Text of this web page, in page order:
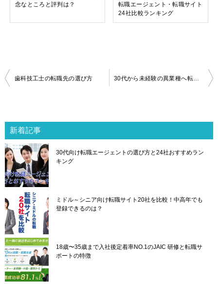
念なところと評判は？
転職エージェント・転職サイト
24社比較ランキング
投
稿
ゲ
ー
シ
ョ
ン
歯科技工士の転職先の選び方 30代から未経験の異業種へ転職する方法
新着記事
30代向け転職エージェントの選び方と24社おすすめラン
キング
ミドル～シニア向け転職サイト20社を比較！中高年でも
登録できるのは？
18歳〜35歳まで入社後定着率NO.1のJAIC 研修と転職サ
ポートの特徴